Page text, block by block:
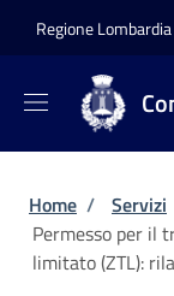
Regione Lombardia
Briciole
Home / Servizi
Permesso per il
limitato (ZTL):